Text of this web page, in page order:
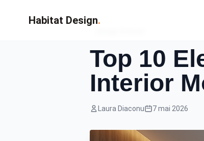
Habitat Design.
Top 10
Interior
Laura Diaconu 7 mai 2026